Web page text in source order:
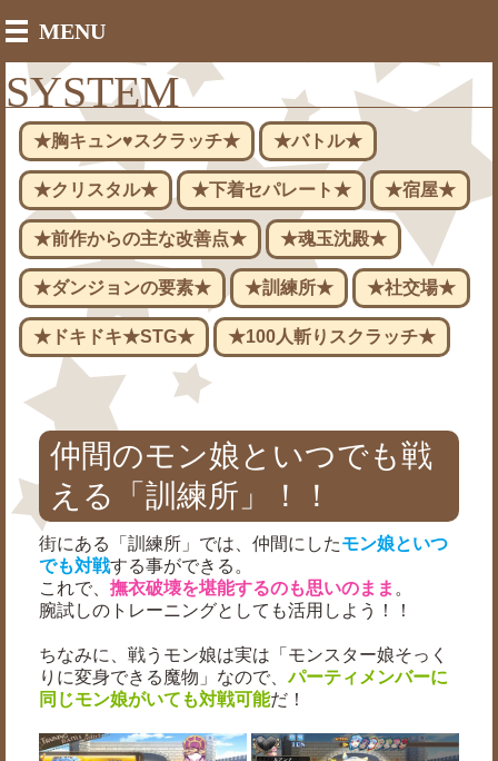
MENU
SYSTEM
★胸キュン♥スクラッチ★ ★バトル★
★クリスタル★ ★下着セパレート★ ★宿屋★
★前作からの主な改善点★ ★魂玉沈殿★
★ダンジョンの要素★ ★訓練所★ ★社交場★
★ドキドキ★STG★ ★100人斬りスクラッチ★
仲間のモン娘といつでも戦
える「訓練所」！！
街にある「訓練所」では、仲間にしたモン娘といつ
でも対戦する事ができる。
これで、 撫衣破壊を堪能するのも思いのまま 。
腕試しのトレーニングとしても活用しよう！！
ちなみに、戦うモン娘は実は「モンスター娘そっく
りに変身できる魔物」なので、パーティメンバーに
同じモン娘がいても対戦可能だ！